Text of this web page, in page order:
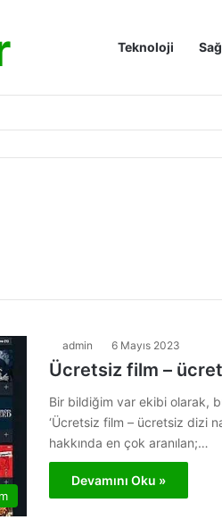
Anasayfa
Teknoloji
admin 6 Mayıs 2023
Ücretsiz film –
Bir bildiğim var ekibi olarak,
‘Ücretsiz film – ücretsiz dizi
hakkında en çok aranılan;…
Devamını Oku »